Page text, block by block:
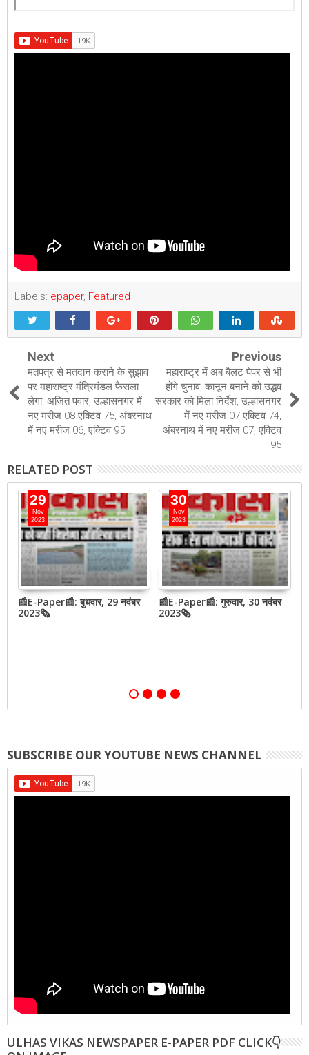
Labels: epaper, Featured
Next
मतपत्र से मतदान कराने के सुझाव
पर महाराष्ट्र मंत्रिमंडल फैसला
लेगा: अजित पवार, उल्हासनगर में
नए मरीज 08 एक्टिव 75, अंबरनाथ
में नए मरीज 06, एक्टिव 95
Previous
महाराष्ट्र में अब बैलट पेपर से भी
होंगे चुनाव, कानून बनाने को उद्धव
सरकार को मिला निर्देश, उल्हासनगर
में नए मरीज 07 एक्टिव 74,
अंबरनाथ में नए मरीज 07, एक्टिव
95
RELATED POST
29
Nov
2023
📰E-Paper📰: बुधवार, 29 नवंबर
2023🗞
30
Nov
2023
📰E-Paper📰: गुरुवार, 30 नवंबर
2023🗞
SUBSCRIBE OUR YOUTUBE NEWS CHANNEL
ULHAS VIKAS NEWSPAPER E-PAPER PDF CLICK👇